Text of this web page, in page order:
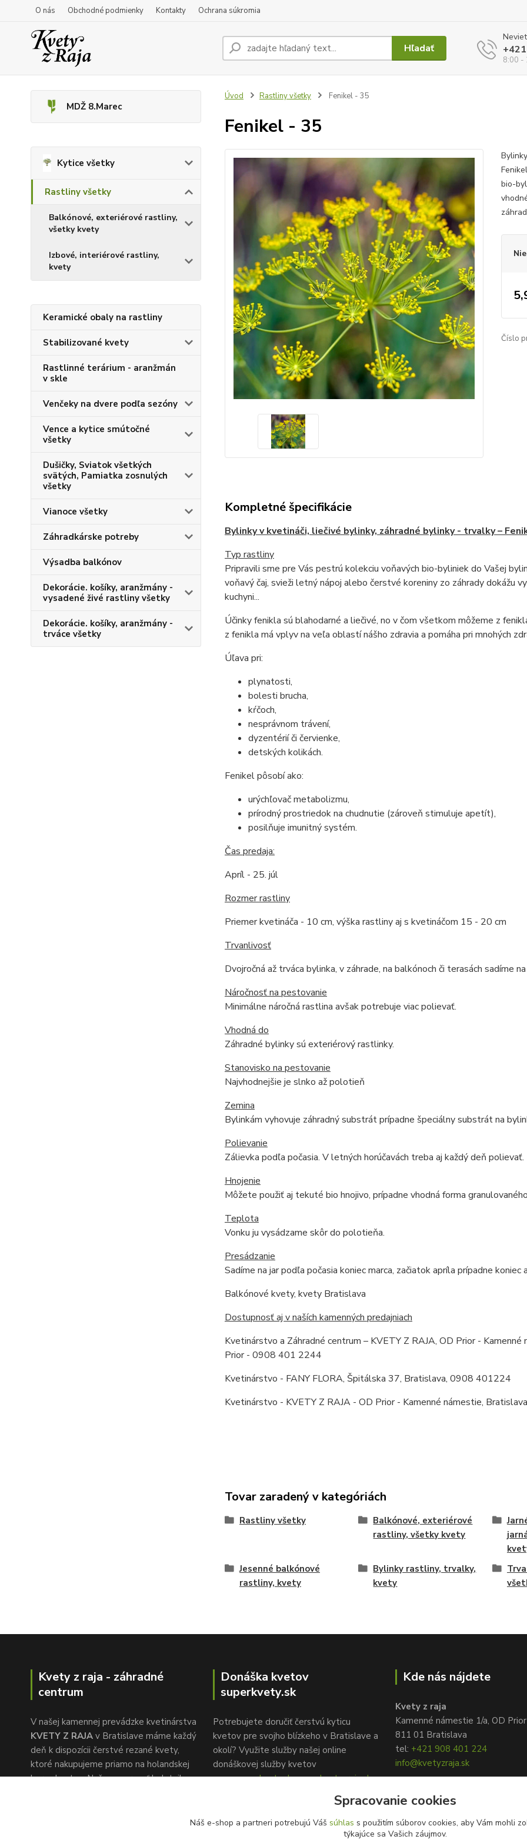
O nás Obchodné podmienky Kontakty Ochrana súkromia
Hľadať
8:00 -
MDŽ 8.Marec
Kytice všetky
Rastliny všetky
Balkónové, exteriérové rastliny,
všetky kvety
Izbové, interiérové rastliny,
kvety
Keramické obaly na rastliny
Stabilizované kvety
Rastlinné terárium - aranžmán
v skle
Venčeky na dvere podľa sezóny
Vence a kytice smútočné
všetky
Dušičky, Sviatok všetkých
svätých, Pamiatka zosnulých
všetky
Vianoce všetky
Záhradkárske potreby
Výsadba balkónov
Dekorácie. košíky, aranžmány -
vysadené živé rastliny všetky
Dekorácie. košíky, aranžmány -
trváce všetky
Úvod Rastliny všetky Fenikel - 35
Fenikel - 35
bio-
Číslo
Kompletné špecifikácie
Bylinky v kvetináči, liečivé bylinky, záhradné bylinky - trvalky –
Typ rastliny
Pripravili sme pre Vás pestrú kolekciu voňavých bio-byliniek do Vašej
voňavý čaj, svieži letný nápoj alebo čerstvé koreniny zo záhrady dokážu
kuchyni...
Účinky fenikla sú blahodarné a liečivé, no v čom všetkom môžeme z
z fenikla má vplyv na veľa oblastí nášho zdravia a pomáha pri mnohých
Úľava pri:
plynatosti,
bolesti brucha,
kŕčoch,
nesprávnom trávení,
dyzentérií či červienke,
detských kolikách.
Fenikel pôsobí ako:
urýchľovač metabolizmu,
prírodný prostriedok na chudnutie (zároveň stimuluje apetít),
posilňuje imunitný systém.
Čas predaja:
Apríl - 25. júl
Rozmer rastliny
Priemer kvetináča - 10 cm, výška rastliny aj s kvetináčom 15 - 20 cm
Trvanlivosť
Dvojročná až trváca bylinka, v záhrade, na balkónoch či terasách sadíme na
Náročnosť na pestovanie
Minimálne náročná rastlina avšak potrebuje viac polievať.
Vhodná do
Záhradné bylinky sú exteriérový rastlinky.
Stanovisko na pestovanie
Najvhodnejšie je slnko až polotieň
Zemina
Bylinkám vyhovuje záhradný substrát prípadne špeciálny substrát na
Polievanie
Zálievka podľa počasia. V letných horúčavách treba aj každý deň polievať.
Hnojenie
Môžete použiť aj tekuté bio hnojivo, prípadne vhodná forma
Teplota
Vonku ju vysádzame skôr do polotieňa.
Presádzanie
Sadíme na jar podľa počasia koniec marca, začiatok apríla prípadne koniec
Balkónové kvety, kvety Bratislava
Dostupnosť aj v naších kamenných predajniach
Kvetinárstvo a Záhradné centrum – KVETY Z RAJA, OD Prior -
Prior - 0908 401 2244
Kvetinárstvo - FANY FLORA, Špitálska 37, Bratislava, 0908 401224
Kvetinárstvo - KVETY Z RAJA - OD Prior - Kamenné námestie,
Tovar zaradený v kategóriách
Rastliny všetky
Balkónové, exteriérové
rastliny, všetky kvety
Jesenné balkónové
rastliny, kvety
Bylinky rastliny, trvalky,
kvety
Kvety z raja - záhradné
centrum
V našej kamennej prevádzke kvetinárstva
KVETY Z RAJA v Bratislave máme každý
deň k dispozícii čerstvé rezané kvety,
ktoré nakupujeme priamo na holandskej
burze kvetov. Naša pozornosť k detailu a
Donáška kvetov
superkvety.sk
Potrebujete doručiť čerstvú kyticu
kvetov pre svojho blízkeho v Bratislave a
okolí? Využite služby našej online
donáškovej služby kvetov
www.superkvety.sk, www.kvetyzraja.sk
Kde nás nájdete
Kvety z raja
Kamenné námestie 1/a, OD Prior
811 01 Bratislava
tel: +421 908 401 224
info@kvetyzraja.sk
Spracovanie cookies
Náš e-shop a partneri potrebujú Váš súhlas s použitím súborov cookies, aby Vám mohli
týkajúce sa Vašich záujmov.